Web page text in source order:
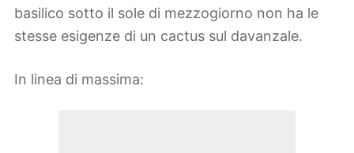
basilico sotto il sole di mezzogiorno non ha le
stesse esigenze di un cactus sul davanzale.
In linea di massima: